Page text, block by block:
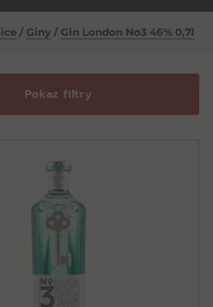
/ Giny / Gin London No3 46% 0,7l
Pokaz filtry